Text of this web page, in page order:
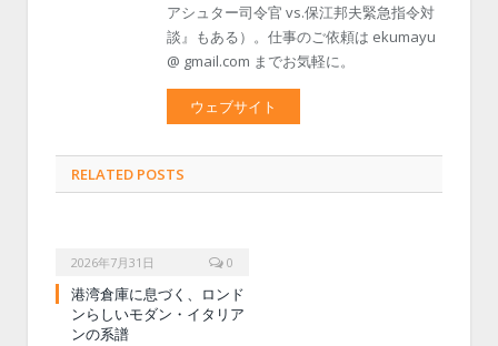
アシュター司令官 vs.保江邦夫緊急指令対
談』もある）。仕事のご依頼は ekumayu
@ gmail.com までお気軽に。
ウェブサイト
RELATED POSTS
2026年7月31日 0
港湾倉庫に息づく、ロンド
ンらしいモダン・イタリア
ンの系譜